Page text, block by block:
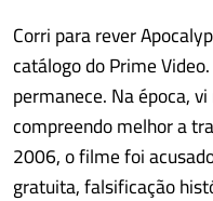
Corri para rever
catálogo do Prime
permanece. Na época,
compreendo melhor a
2006, o filme foi
gratuita, falsificação